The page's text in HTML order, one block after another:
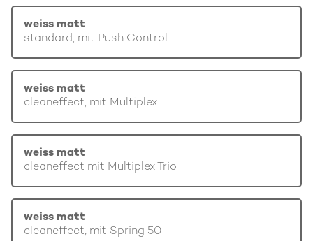
weiss matt
standard, mit Push Control
weiss matt
cleaneffect, mit Multiplex
weiss matt
cleaneffect mit Multiplex Trio
weiss matt
cleaneffect, mit Spring 50